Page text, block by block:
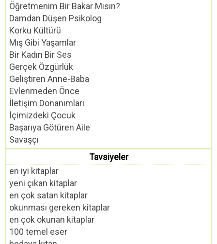
Öğretmenim Bir Bakar Mısın?
Damdan Düşen Psikolog
Korku Kültürü
Mış Gibi Yaşamlar
Bir Kadın Bir Ses
Gerçek Özgürlük
Geliştiren Anne-Baba
Evlenmeden Önce
İletişim Donanımları
İçimizdeki Çocuk
Başarıya Götüren Aile
Savaşçı
Tavsiyeler
en iyi kitaplar
yeni çıkan kitaplar
en çok satan kitaplar
okunması gereken kitaplar
en çok okunan kitaplar
100 temel eser